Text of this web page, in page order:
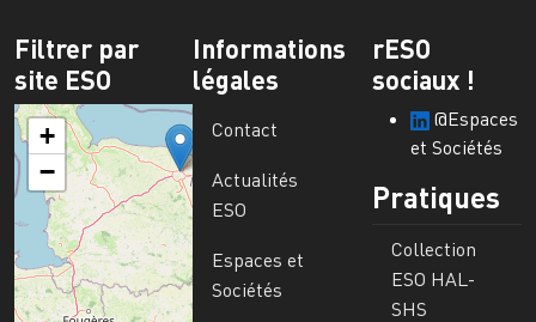
Filtrer par
site ESO
+
−
Informations
légales
Contact
Actualités
ESO
Espaces et
Sociétés
rESO
sociaux !
@Espaces
et Sociétés
Pratiques
Collection
ESO HAL-
SHS